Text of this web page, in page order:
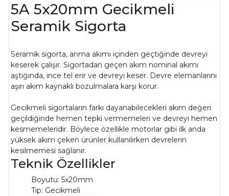
5A 5x20mm Gecikmeli
Seramik Sigorta
Seramik sigorta, anma akımı içinden geçtiğinde devreyi
keserek çalışır. Sigortadan geçen akım nominal akımı
aştığında, ince tel erir ve devreyi keser. Devre elemanlarını
aşırı akım kaynaklı bozulmalara karşı korur.
Gecikmeli sigortaların farkı dayanabilecekleri akım değeri
geçildiğinde hemen tepki vermemeleri ve devreyi hemen
kesmemeleridir. Böylece özellikle motorlar gibi ilk anda
yüksek akım çeken ürünler kullanılırken devrelerin
kesilmemesi sağlanır.
Teknik Özellikler
Boyutu: 5x20mm
Tip: Gecikmeli